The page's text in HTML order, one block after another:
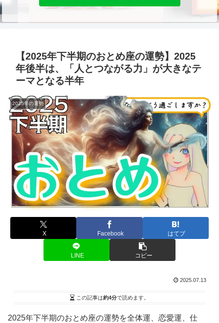
【2025年下半期のおとめ座の運勢】2025
年後半は、「人とつながる力」が大きなテ
ーマとなる半年
2025年の運勢
X Facebook はてブ
LINE コピー
2025.07.13
この記事は約4分で読めます。
2025年下半期のおとめ座の運勢を全体運、恋愛運、仕